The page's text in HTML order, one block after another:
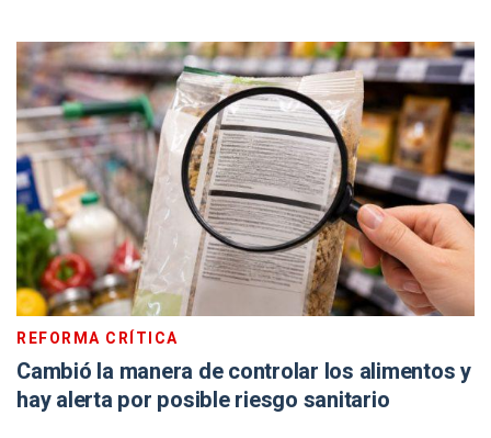
REFORMA CRÍTICA
Cambió la manera de controlar los alimentos y
hay alerta por posible riesgo sanitario